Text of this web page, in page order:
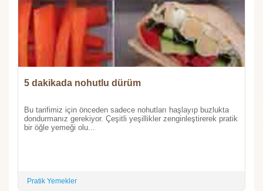
5 dakikada nohutlu dürüm
Bu tarifimiz için önceden sadece nohutları haşlayıp buzlukta
dondurmanız gerekiyor. Çeşitli yeşillikler zenginleştirerek pratik
bir öğle yemeği olu...
Pratik Yemekler